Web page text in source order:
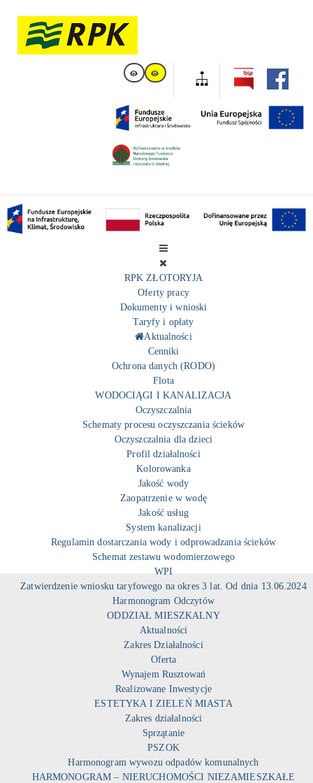
RPK ZŁOTORYJA
Oferty pracy
Dokumenty i wnioski
Taryfy i opłaty
Aktualności
Cenniki
Ochrona danych (RODO)
Flota
WODOCIĄGI I KANALIZACJA
Oczyszczalnia
Schematy procesu oczyszczania ścieków
Oczyszczalnia dla dzieci
Profil działalności
Kolorowanka
Jakość wody
Zaopatrzenie w wodę
Jakość usług
System kanalizacji
Regulamin dostarczania wody i odprowadzania ścieków
Schemat zestawu wodomierzowego
WPI
Zatwierdzenie wniosku taryfowego na okres 3 lat. Od dnia 13.06.2024
Harmonogram Odczytów
ODDZIAŁ MIESZKALNY
Aktualności
Zakres Działalności
Oferta
Wynajem Rusztowań
Realizowane Inwestycje
ESTETYKA I ZIELEŃ MIASTA
Zakres działalności
Sprzątanie
PSZOK
Harmonogram wywozu odpadów komunalnych
HARMONOGRAM – NIERUCHOMOŚCI NIEZAMIESZKAŁE